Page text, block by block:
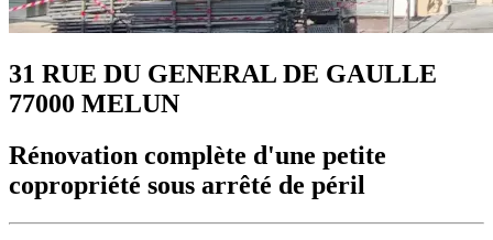
31 RUE DU GENERAL DE GAULLE
77000 MELUN
Rénovation complète d'une petite
copropriété sous arrêté de péril